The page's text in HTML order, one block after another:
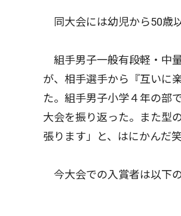
同大会には幼児から50歳
組手男子一般有段軽・中
が、相手選手から『互いに
た。組手男子小学４年の部
大会を振り返った。また型
張ります」と、はにかんだ
今大会での入賞者は以下